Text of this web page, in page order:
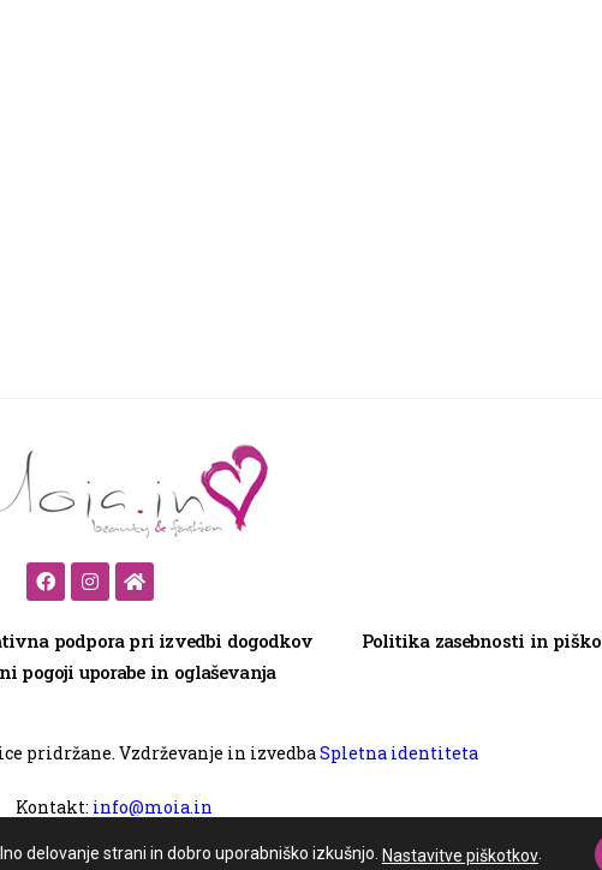
podpora pri izvedbi dogodkov
Politika zasebnosti in
pogoji uporabe in oglaševanja
pridržane. Vzdrževanje in izvedbaSpletna identiteta
Kontakt: info@moia.in
delovanje strani in dobro uporabniško izkušnjo. Nastavitve piškotkov.